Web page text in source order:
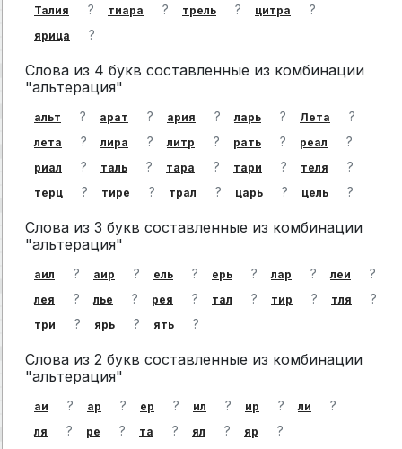
Талия ? тиара ? трель ? цитра ?
ярица ?
Слова из 4 букв составленные из комбинации
"альтерация"
альт ? арат ? ария ? ларь ? Лета ?
лета ? лира ? литр ? рать ? реал ?
риал ? таль ? тара ? тари ? теля ?
терц ? тире ? трал ? царь ? цель ?
Слова из 3 букв составленные из комбинации
"альтерация"
аил ? аир ? ель ? ерь ? лар ? леи ?
лея ? лье ? рея ? тал ? тир ? тля ?
три ? ярь ? ять ?
Слова из 2 букв составленные из комбинации
"альтерация"
аи ? ар ? ер ? ил ? ир ? ли ?
ля ? ре ? та ? ял ? яр ?